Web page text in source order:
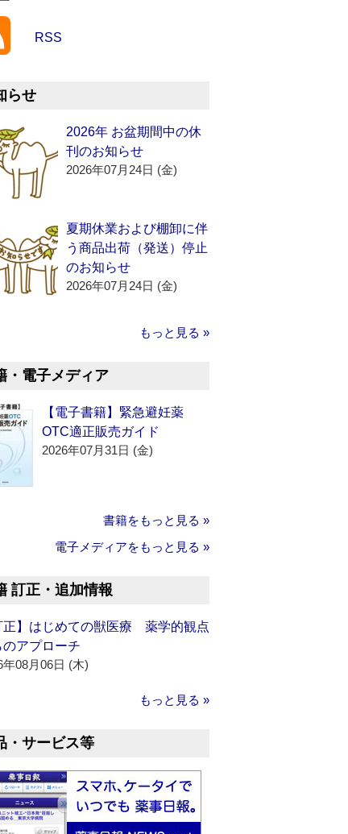
RSS
らせ
2026年 お盆期間中の休
刊のお知らせ
2026年07月24日 (金)
夏期休業および棚卸に伴
う商品出荷（発送）停止
のお知らせ
2026年07月24日 (金)
もっと見る »
・電子メディア
【電子書籍】緊急避妊薬
OTC適正販売ガイド
2026年07月31日 (金)
書籍をもっと見る »
電子メディアをもっと見る »
訂正・追加情報
正】はじめての獣医療 薬学的観点
のアプローチ
年08月06日 (木)
もっと見る »
・サービス等